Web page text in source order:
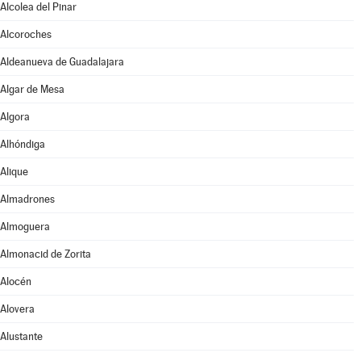
Alcolea del Pinar
Alcoroches
Aldeanueva de Guadalajara
Algar de Mesa
Algora
Alhóndiga
Alique
Almadrones
Almoguera
Almonacid de Zorita
Alocén
Alovera
Alustante